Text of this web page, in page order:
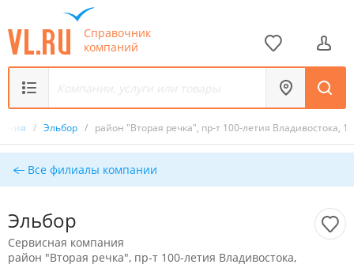
Справочник
компаний
/ Эльбор / район "Вторая речка", пр-т 100-летия Владивостока,
Все филиалы компании
Эльбор
Сервисная компания
район "Вторая речка", пр-т 100-летия Владивостока,